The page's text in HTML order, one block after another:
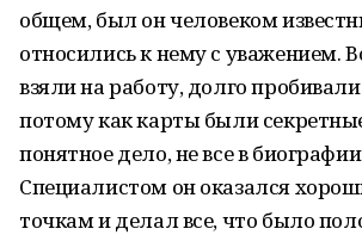
общем, был он человеком
относились к нему с уважением.
взяли на работу, долго
потому как карты были
понятное дело, не все в
Специалистом он оказался
точкам и делал все, что было